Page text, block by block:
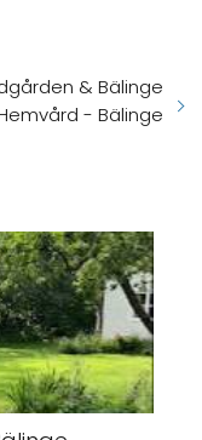
& Bälinge
- Bälinge